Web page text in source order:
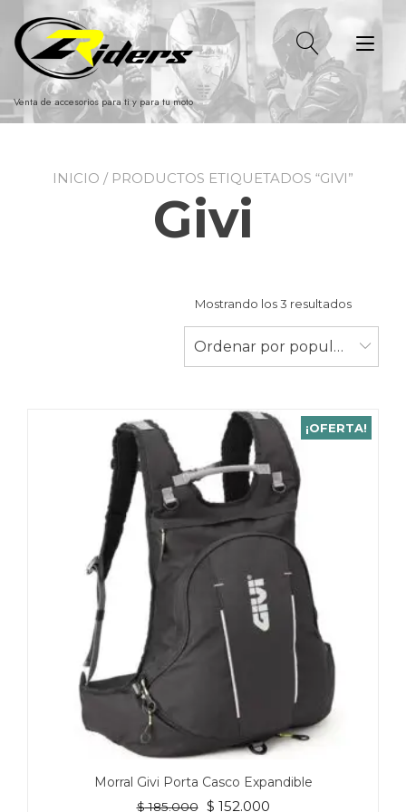
contenido
Venta de accesorios para ti y para tu moto
INICIO / PRODUCTOS ETIQUETADOS “GIVI”
Givi
Mostrando los 3 resultados
Ordenar por popularidad
¡OFERTA!
Morral Givi Porta Casco Expandible
$185.000 El
$ 152.000El